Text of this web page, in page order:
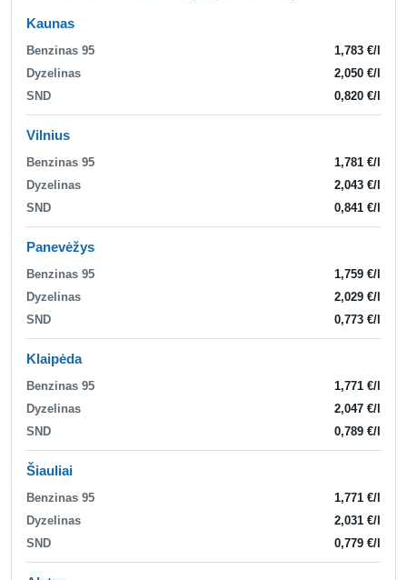
Kaunas
Benzinas 95
1,783 €/l
Dyzelinas
2,050 €/l
SND
0,820 €/l
Vilnius
Benzinas 95
1,781 €/l
Dyzelinas
2,043 €/l
SND
0,841 €/l
Panevėžys
Benzinas 95
1,759 €/l
Dyzelinas
2,029 €/l
SND
0,773 €/l
Klaipėda
Benzinas 95
1,771 €/l
Dyzelinas
2,047 €/l
SND
0,789 €/l
Šiauliai
Benzinas 95
1,771 €/l
Dyzelinas
2,031 €/l
SND
0,779 €/l